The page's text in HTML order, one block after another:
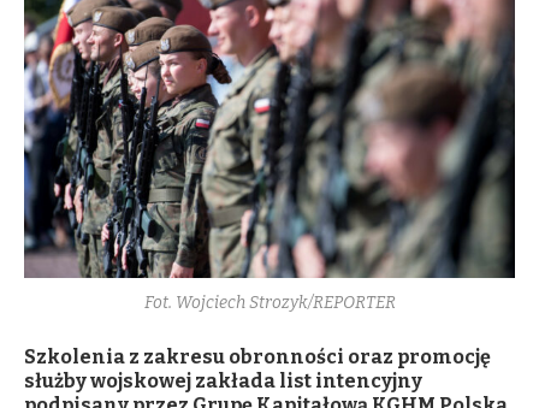
Fot. Wojciech Strozyk/REPORTER
Szkolenia z zakresu obronności oraz promocję
służby wojskowej zakłada list intencyjny